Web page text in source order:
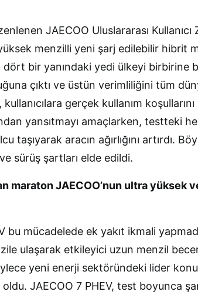
JAECOO Uluslararası
menzilli yeni şarj edilebilir hibrit
dört bir yanındaki yedi ülkeyi birbirine
çıktı ve üstün verimliliğini tüm
gerçek kullanım
yansıtmayı amaçlarken, testteki
taşıyarak aracın ağırlığını artırdı.
sürüş şartları elde edildi.
maraton JAECOO’nun ultra yüksek
bu mücadelede ek yakıt ikmali
ulaşarak etkileyici uzun menzil
yeni enerji sektöründeki lider
oldu. JAECOO 7 PHEV, test boyunca